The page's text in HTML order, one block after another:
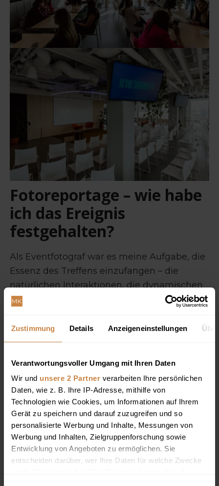
Zustimmung Details Anzeigeneinstellungen
Verantwortungsvoller Umgang mit Ihren Daten
Wir und unsere 2 Partner verarbeiten Ihre persönlichen
Daten, wie z. B. Ihre IP-Adresse, mithilfe von
Technologien wie Cookies, um Informationen auf Ihrem
Gerät zu speichern und darauf zuzugreifen und so
personalisierte Werbung und Inhalte, Messungen von
Werbung und Inhalten, Zielgruppenforschung sowie
Entwicklung von Angeboten zu ermöglichen. Sie
entscheiden darüber, wer Ihre Daten für welche Zwecke
Fotoreportage – wie habe
ich das Ereignis
festgehalten?
Als Eventfotograf war es meine Aufgabe, die
Essenz des Treffens einzufangen – die
natürlichen Interaktionen, die dynamischen
Redner und die Atmosphäre, in der sich die
Von den frühen Morgenstunden an habe ich
Netzwerkgespräche und die Redner
dokumentiert. Ich habe besonders auf
Folgendes geachtet:
✅Beziehungen zwischen den
Teilnehmern– Lächeln, Händeschütteln,
Austausch von Visitenkarten.
✅Dynamik auf der Bühne– Redner in